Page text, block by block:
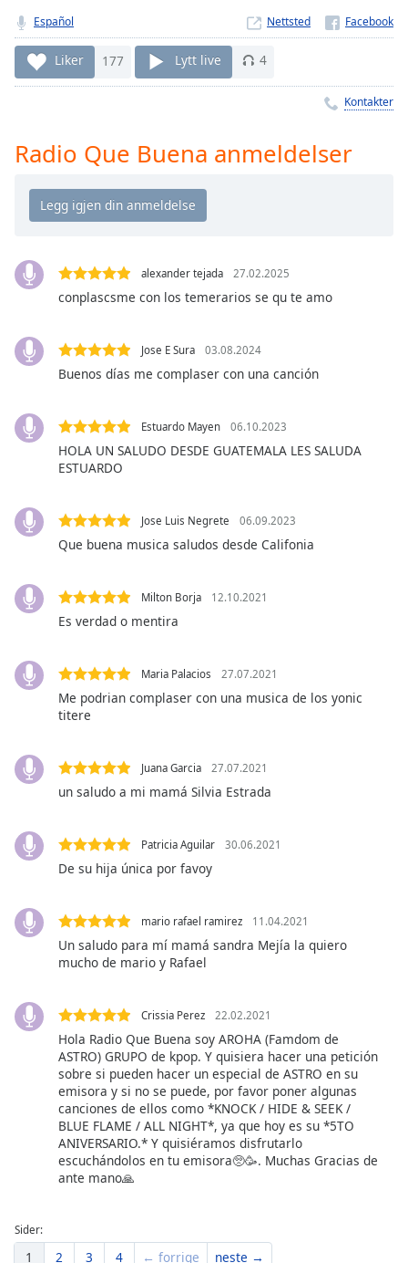
live LIVE
Remaining
Time-
Rate
Chapters
Chapters
Descriptions
descriptions
selected
settings,
opens
subtitles
dialog
subtitles
,
Audio
Track
in-
Picture
Fullscreen
modal
Beginning
Escape
will
close
the
Background
Color
Español Nettsted
Liker 177 Lytt live 4
Kontakter
Radio Que Buena anmeldelser
alexander tejada 27.02.2025
conplascsme con los temerarios se qu te amo
Jose E Sura 03.08.2024
Buenos días me complaser con una canción
Estuardo Mayen 06.10.2023
HOLA UN SALUDO DESDE GUATEMALA LES SALUDA
ESTUARDO
Jose Luis Negrete 06.09.2023
Que buena musica saludos desde Califonia
Milton Borja 12.10.2021
Es verdad o mentira
Maria Palacios 27.07.2021
Me podrian complaser con una musica de los yonic
titere
Juana Garcia 27.07.2021
un saludo a mi mamá Silvia Estrada
Patricia Aguilar 30.06.2021
De su hija única por favoy
mario rafael ramirez 11.04.2021
Un saludo para mí mamá sandra Mejía la quiero
mucho de mario y Rafael
Crissia Perez 22.02.2021
Hola Radio Que Buena soy AROHA (Famdom de
ASTRO) GRUPO de kpop. Y quisiera hacer una petición
sobre si pueden hacer un especial de ASTRO en su
emisora y si no se puede, por favor poner algunas
canciones de ellos como *KNOCK / HIDE & SEEK /
BLUE FLAME / ALL NIGHT*, ya que hoy es su *5TO
ANIVERSARIO.* Y quisiéramos disfrutarlo
escuchándolos en tu emisora🥺🥳. Muchas Gracias de
ante mano🙏
Sider:
1 2 3 4 ← forrige neste →